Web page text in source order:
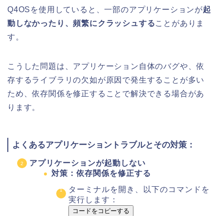
Q4OSを使用していると、一部のアプリケーションが起
動しなかったり、頻繁にクラッシュすることがありま
す。
こうした問題は、アプリケーション自体のバグや、依
存するライブラリの欠如が原因で発生することが多い
ため、依存関係を修正することで解決できる場合があ
ります。
よくあるアプリケーショントラブルとその対策：
アプリケーションが起動しない
対策：依存関係を修正する
ターミナルを開き、以下のコマンドを
実行します：
コードをコピーする